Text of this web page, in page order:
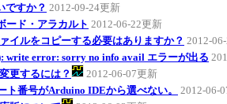
ですか？ 2012-09-24更新
ード・アラカルト 2012-06-22更新
イルをコピーする必要はありますか？ 2012-
write error: sorry no info avail エラーが出る
更するには？
2012-06-07更新
ト番号がArduino IDEから選べない。
2012-06-